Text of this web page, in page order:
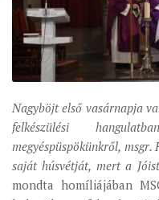
PLÉBÁNIÁK
ÉSZAKI ESPERESSÉG
KÖZPONTI
DÉLI ESPERESSÉG
ARCHÍVUM
ARCHÍV ÉLETKÉPEK
SZINÓDUS
Nagyböjt első vasárnapja
felkészülési
megyéspüspökünkről,
saját húsvétját, mert a
mondta homíliájában